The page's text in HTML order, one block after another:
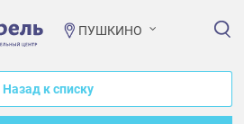
ПУШКИНО
Назад к списку